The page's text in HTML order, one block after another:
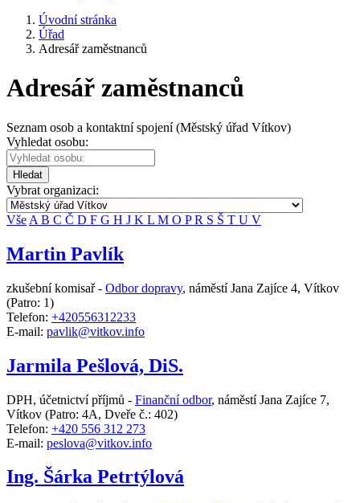
Úvodní stránka
Úřad
Adresář zaměstnanců
Adresář zaměstnanců
Seznam osob a kontaktní spojení (Městský úřad Vítkov)
Vyhledat osobu:
Hledat
Vybrat organizaci:
Vše A B C Č D F G H J K L M O PR S Š T U V
Martin Pavlík
zkušební komisař - Odbor dopravy, náměstí Jana Zajíce 4, Vítkov
(Patro: 1)
Telefon: +420556312233
E-mail: pavlik@vitkov.info
Jarmila Pešlová, DiS.
DPH, účetnictví příjmů - Finanční odbor, náměstí Jana Zajíce 7,
Vítkov (Patro: 4A, Dveře č.: 402)
Telefon: +420 556 312 273
E-mail: peslova@vitkov.info
Ing. Šárka Petrtýlová